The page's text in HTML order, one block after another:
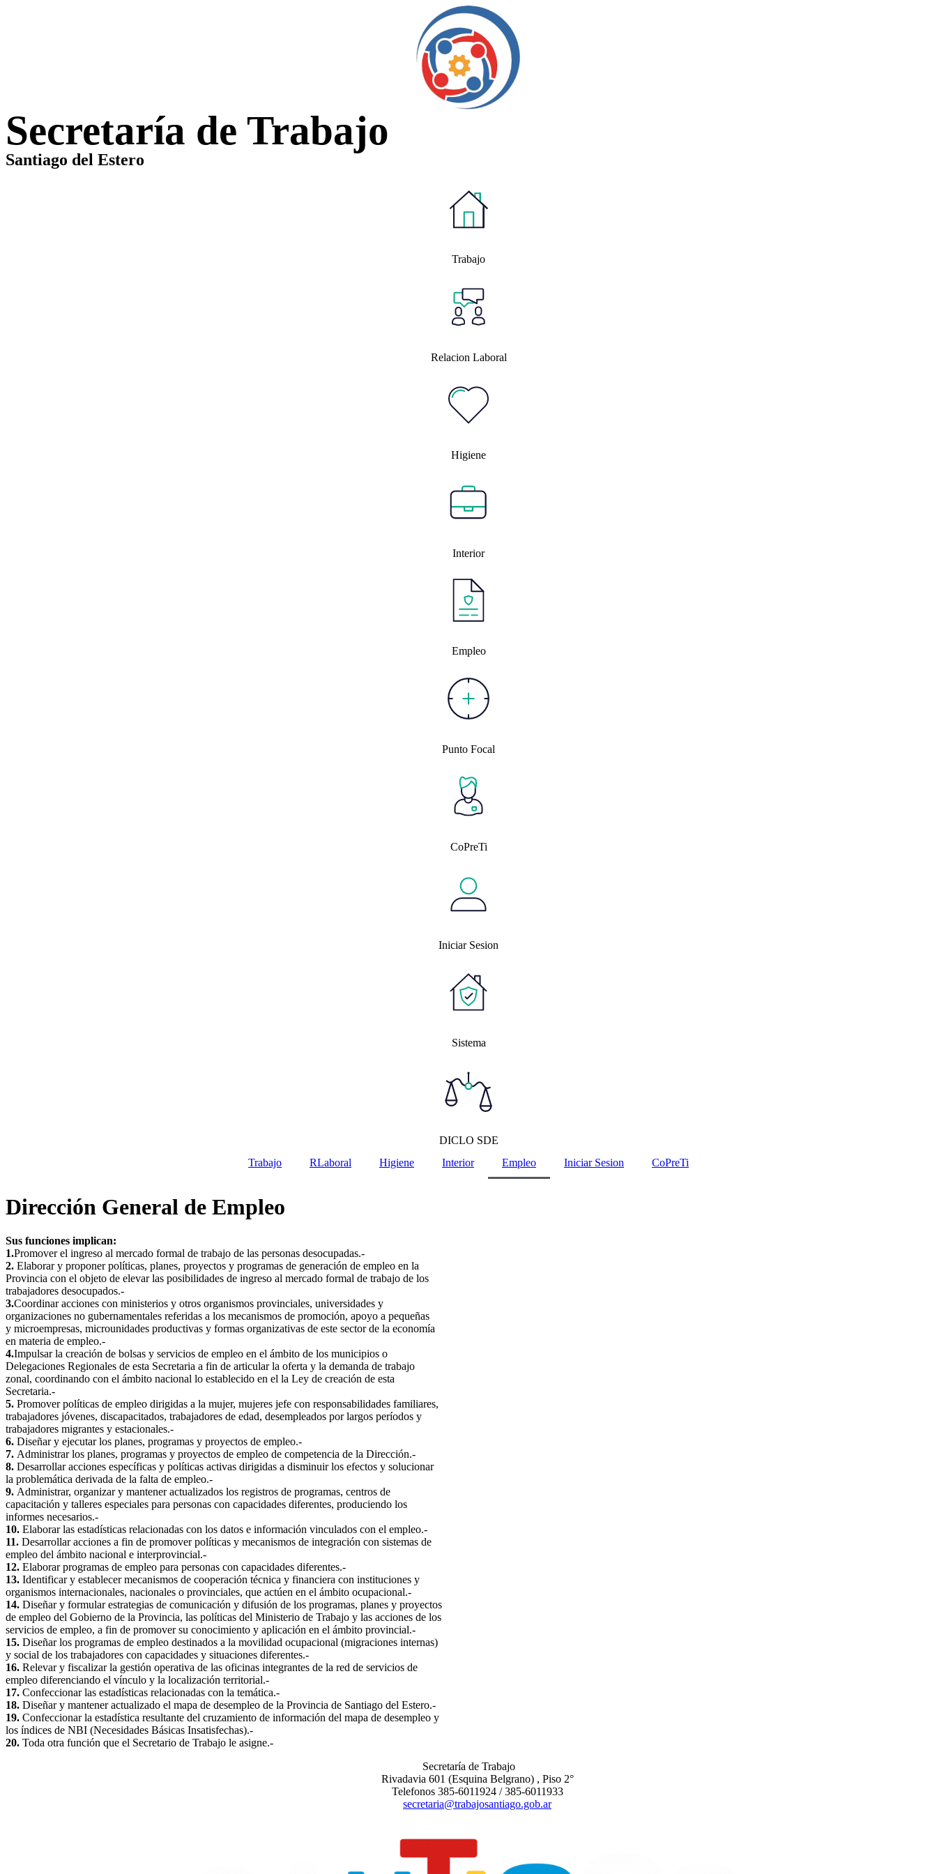
Secretaría de Trabajo
Santiago del Estero
Trabajo
Relacion Laboral
Higiene
Interior
Empleo
Punto Focal
CoPreTi
Iniciar Sesion
Sistema
DICLO SDE
Trabajo
RLaboral Higiene Interior Empleo Iniciar Sesion CoPreTi
Dirección General de Empleo
Sus funciones implican:
1.Promover el ingreso al mercado formal de trabajo de las personas desocupadas.-
2. Elaborar y proponer políticas, planes, proyectos y programas de generación de empleo en la
Provincia con el objeto de elevar las posibilidades de ingreso al mercado formal de trabajo de los
trabajadores desocupados.-
3.Coordinar acciones con ministerios y otros organismos provinciales, universidades y
organizaciones no gubernamentales referidas a los mecanismos de promoción, apoyo a pequeñas
y microempresas, microunidades productivas y formas organizativas de este sector de la economía
en materia de empleo.-
4.Impulsar la creación de bolsas y servicios de empleo en el ámbito de los municipios o
Delegaciones Regionales de esta Secretaria a fin de articular la oferta y la demanda de trabajo
zonal, coordinando con el ámbito nacional lo establecido en el la Ley de creación de esta
Secretaria.-
5. Promover políticas de empleo dirigidas a la mujer, mujeres jefe con responsabilidades familiares,
trabajadores jóvenes, discapacitados, trabajadores de edad, desempleados por largos períodos y
trabajadores migrantes y estacionales.-
6. Diseñar y ejecutar los planes, programas y proyectos de empleo.-
7. Administrar los planes, programas y proyectos de empleo de competencia de la Dirección.-
8. Desarrollar acciones específicas y políticas activas dirigidas a disminuir los efectos y solucionar
la problemática derivada de la falta de empleo.-
9. Administrar, organizar y mantener actualizados los registros de programas, centros de
capacitación y talleres especiales para personas con capacidades diferentes, produciendo los
informes necesarios.-
10. Elaborar las estadísticas relacionadas con los datos e información vinculados con el empleo.-
11. Desarrollar acciones a fin de promover políticas y mecanismos de integración con sistemas de
empleo del ámbito nacional e interprovincial.-
12. Elaborar programas de empleo para personas con capacidades diferentes.-
13. Identificar y establecer mecanismos de cooperación técnica y financiera con instituciones y
organismos internacionales, nacionales o provinciales, que actúen en el ámbito ocupacional.-
14. Diseñar y formular estrategias de comunicación y difusión de los programas, planes y proyectos
de empleo del Gobierno de la Provincia, las políticas del Ministerio de Trabajo y las acciones de los
servicios de empleo, a fin de promover su conocimiento y aplicación en el ámbito provincial.-
15. Diseñar los programas de empleo destinados a la movilidad ocupacional (migraciones internas)
y social de los trabajadores con capacidades y situaciones diferentes.-
16. Relevar y fiscalizar la gestión operativa de las oficinas integrantes de la red de servicios de
empleo diferenciando el vínculo y la localización territorial.-
17. Confeccionar las estadísticas relacionadas con la temática.-
18. Diseñar y mantener actualizado el mapa de desempleo de la Provincia de Santiago del Estero.-
19. Confeccionar la estadística resultante del cruzamiento de información del mapa de desempleo y
los índices de NBI (Necesidades Básicas Insatisfechas).-
20. Toda otra función que el Secretario de Trabajo le asigne.-
Secretaría de Trabajo
Rivadavia 601 (Esquina Belgrano) , Piso 2°
Telefonos 385-6011924 / 385-6011933
secretaria@trabajosantiago.gob.ar